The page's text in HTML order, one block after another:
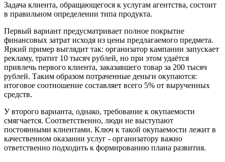
Задача клиента, обращающегося к услугам агентства, состоит
в правильном определении типа продукта.
Первый вариант предусматривает полное покрытие
финансовых затрат исходя из цены предлагаемого предмета.
Яркий пример выглядит так: организатор кампании запускает
рекламу, тратит 10 тысяч рублей, но при этом удаётся
привлечь первого клиента, заказавшего товар за 200 тысяч
рублей. Таким образом потраченные деньги окупаются:
итоговое соотношение составляет всего 5% от вырученных
средств.
У второго варианта, однако, требование к окупаемости
смягчается. Соответственно, люди не выступают
постоянными клиентами. Ключ к такой окупаемости лежит в
качественном оказании услуг - организатору важно
ответственно подходить к формированию плана развития.